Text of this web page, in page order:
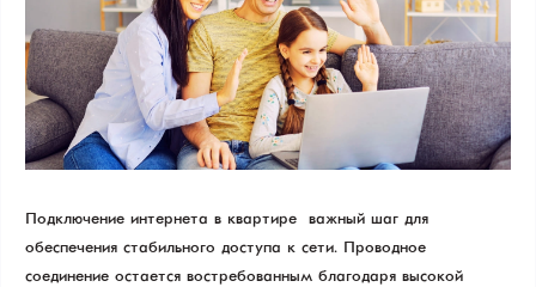
Подключение интернета в квартире – важный шаг для
обеспечения стабильного доступа к сети. Проводное
соединение остается востребованным благодаря высокой